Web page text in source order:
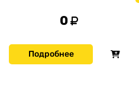
0
Подробнее